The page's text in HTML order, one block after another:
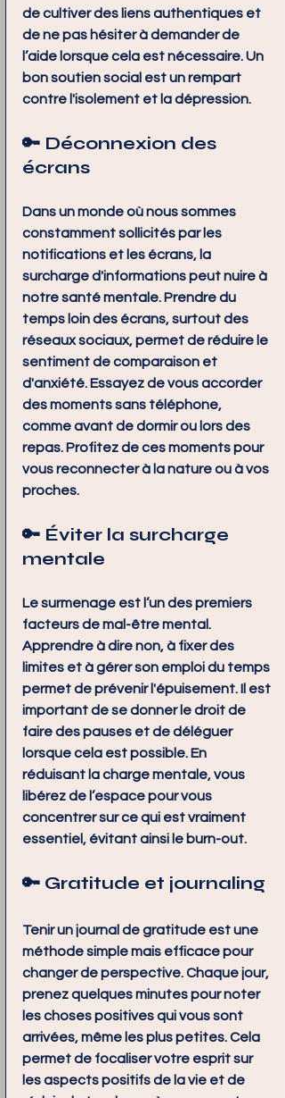
de cultiver des liens authentiques et
de ne pas hésiter à demander de
l’aide lorsque cela est nécessaire. Un
bon soutien social est un rempart
contre l'isolement et la dépression.
🔑 Déconnexion des
écrans
Dans un monde où nous sommes
constamment sollicités par les
notifications et les écrans, la
surcharge d'informations peut nuire à
notre santé mentale. Prendre du
temps loin des écrans, surtout des
réseaux sociaux, permet de réduire le
sentiment de comparaison et
d'anxiété. Essayez de vous accorder
des moments sans téléphone,
comme avant de dormir ou lors des
repas. Profitez de ces moments pour
vous reconnecter à la nature ou à vos
proches.
🔑 Éviter la surcharge
mentale
Le surmenage est l’un des premiers
facteurs de mal-être mental.
Apprendre à dire non, à fixer des
limites et à gérer son emploi du temps
permet de prévenir l'épuisement. Il est
important de se donner le droit de
faire des pauses et de déléguer
lorsque cela est possible. En
réduisant la charge mentale, vous
libérez de l’espace pour vous
concentrer sur ce qui est vraiment
essentiel, évitant ainsi le burn-out.
🔑 Gratitude et journaling
Tenir un journal de gratitude est une
méthode simple mais efficace pour
changer de perspective. Chaque jour,
prenez quelques minutes pour noter
les choses positives qui vous sont
arrivées, même les plus petites. Cela
permet de focaliser votre esprit sur
les aspects positifs de la vie et de